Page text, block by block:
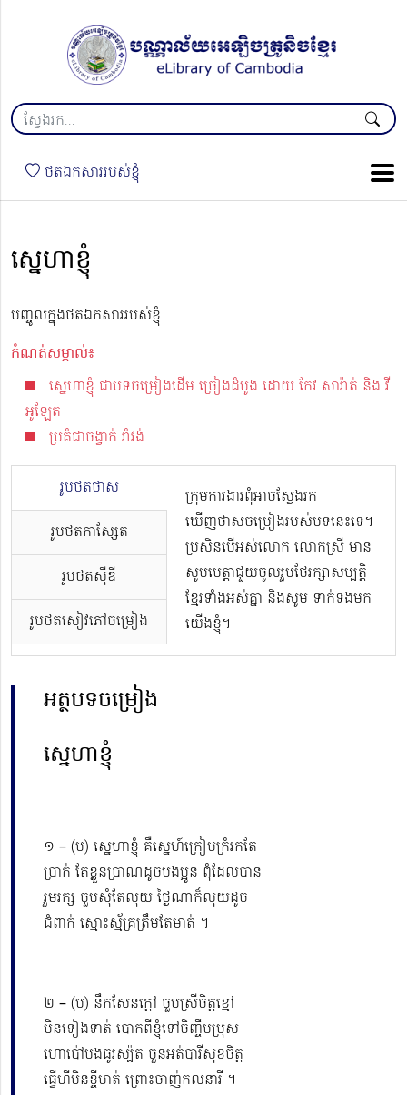
ថតឯកសាររបស់ខ្ញុំ
ស្នេហាខ្ញុំ
បញ្ចូលក្នុងថតឯកសាររបស់ខ្ញុំ
កំណត់សម្គាល់៖
ស្នេហាខ្ញុំ ជាបទចម្រៀងដើម ច្រៀងដំបូង ដោយ កែវ សារ៉ាត់ និង វី
អូឡែត
ប្រគំជាចង្វាក់ រាំវង់
រូបថតថាស
រូបថតកាសែ្សត
រូបថតស៊ីឌី
រូបថតសៀវភៅចម្រៀង
ក្រុមការងារពុំអាចស្វែងរក
ឃើញថាសចម្រៀងរបស់បទនេះទេ។
ប្រសិនបើអស់លោក លោកស្រី មាន
សូមមេត្តាជួយចូលរួមថែរក្សាសម្បត្តិ
ខ្មែរទាំងអស់គ្នា និងសូម ទាក់ទងមក
យើងខ្ញុំ។
អត្ថបទចម្រៀង
ស្នេហាខ្ញុំ
១ – (ប) ស្នេហាខ្ញុំ គឺស្នេហ៍ក្រៀមក្រំរកតែ
ប្រាក់ តែខ្លួនប្រាណដូចបងប្អូន ពុំដែលបាន
រួមរក្ស ចួបសុំតែលុយ ថ្ងៃណាក៏លុយដូច
ជំពាក់ ស្មោះស្ម័គ្រត្រឹមតែមាត់ ។
២ – (ប) នឹកសែនក្ដៅ ចួបស្រីចិត្តខ្មៅ
មិនទៀងទាត់ បោកពីខ្ញុំទៅចិញ្ចឹមប្រុស
ហោប៉ៅបងធូរស្ប៉ត ចួនអត់បារីសុខចិត្ត
ធ្វើហីមិនខ្ចីមាត់ ព្រោះចាញ់កលនារី ។